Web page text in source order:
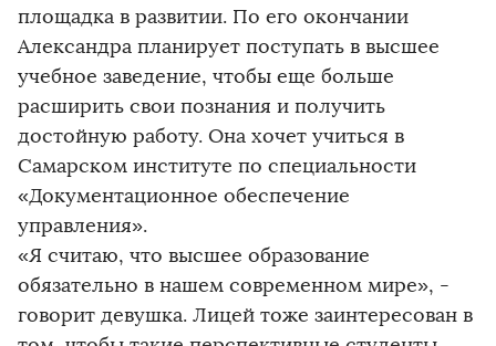
площадка в развитии. По его окончании
Александра планирует поступать в высшее
учебное заведение, чтобы еще больше
расширить свои познания и получить
достойную работу. Она хочет учиться в
Самарском институте по специальности
«Документационное обеспечение
управления».
«Я считаю, что высшее образование
обязательно в нашем современном мире», -
говорит девушка. Лицей тоже заинтересован в